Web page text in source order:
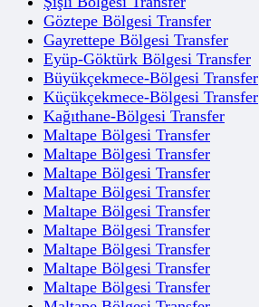
Göztepe Bölgesi Transfer
Gayrettepe Bölgesi Transfer
Eyüp-Göktürk Bölgesi Transfer
Büyükçekmece-Bölgesi Transfer
Küçükçekmece-Bölgesi Transfer
Kağıthane-Bölgesi Transfer
Maltape Bölgesi Transfer
Maltape Bölgesi Transfer
Maltape Bölgesi Transfer
Maltape Bölgesi Transfer
Maltape Bölgesi Transfer
Maltape Bölgesi Transfer
Maltape Bölgesi Transfer
Maltape Bölgesi Transfer
Maltape Bölgesi Transfer